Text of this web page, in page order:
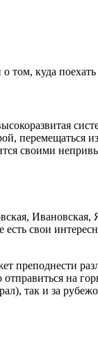
том, куда
перемещаться
своими
Ивановская,
свои
преподнести
отправиться на
так и за